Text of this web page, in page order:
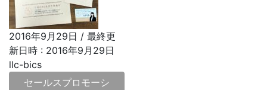
2016年9月29日 / 最終更
新日時 : 2016年9月29日
llc-bics
セールスプロモーシ